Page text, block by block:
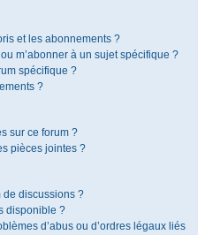
et les abonnements ?
m’abonner à un sujet spécifique ?
spécifique ?
?
sur ce forum ?
pièces jointes ?
de discussions ?
disponible ?
d’abus ou d’ordres légaux liés